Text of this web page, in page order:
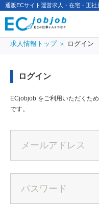
通販ECサイト運営求人・在宅・正
求人情報トップ ログイン
ログイン
ECjobjob をご利用いただくた
です。